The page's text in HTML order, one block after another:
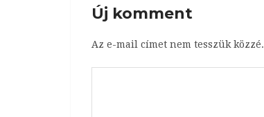
Új komment
Az e-mail címet nem tesszük közzé.